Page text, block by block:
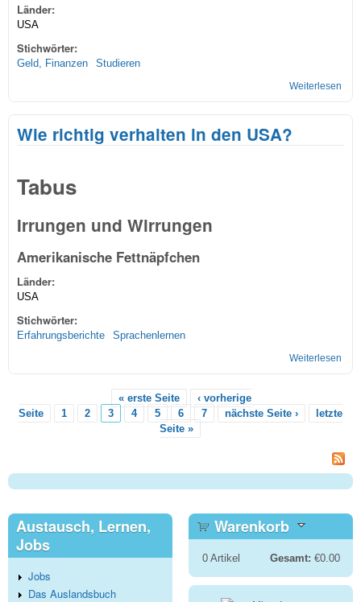
Länder:
USA
Stichwörter:
Geld, Finanzen Studieren
Weiterlesen
Wie richtig verhalten in den USA?
Tabus
Irrungen und Wirrungen
Amerikanische Fettnäpfchen
Länder:
USA
Stichwörter:
Erfahrungsberichte Sprachenlernen
Weiterlesen
Seiten
« erste Seite
‹ vorherige
Seite
1 2 3 4 5 6 7 nächste Seite ›
letzte
Seite »
Austausch, Lernen,
Jobs
Jobs
Das Auslandsbuch
Warenkorb
0Artikel Gesamt: €0.00